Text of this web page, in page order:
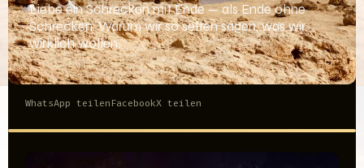
Liebe ein Schrecken mit Ende — als Ende ohne
Schrecken. Warum wir so selten sagen, was wir
wirklich wollen.
WhatsApp teilenFacebookX teilen